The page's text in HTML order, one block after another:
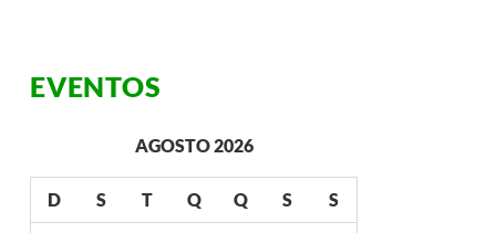
EVENTOS
AGOSTO 2026
D S T Q Q S S